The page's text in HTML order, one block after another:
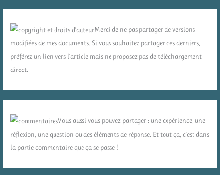
Merci de ne pas partager de versions
modifiées de mes documents. Si vous souhaitez partager ces derniers,
préférez un lien vers l'article mais ne proposez pas de téléchargement
direct.
Vous aussi vous pouvez partager : une expérience, une
réflexion, une question ou des éléments de réponse. Et tout ça, c'est dans
la partie commentaire que ça se passe !